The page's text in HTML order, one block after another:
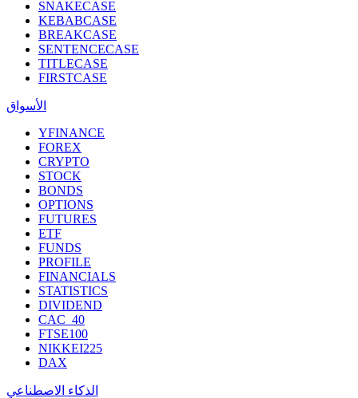
SNAKECASE
KEBABCASE
BREAKCASE
SENTENCECASE
TITLECASE
FIRSTCASE
الأسواق
YFINANCE
FOREX
CRYPTO
STOCK
BONDS
OPTIONS
FUTURES
ETF
FUNDS
PROFILE
FINANCIALS
STATISTICS
DIVIDEND
CAC_40
FTSE100
NIKKEI225
DAX
الذكاء الاصطناعي